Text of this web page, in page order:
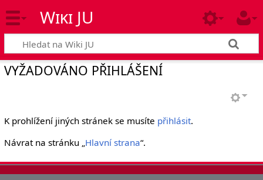
Wiki JU
VYŽADOVÁNO PŘIHLÁŠENÍ
K prohlížení jiných stránek se musíte přihlásit.
Návrat na stránku „Hlavní strana“.